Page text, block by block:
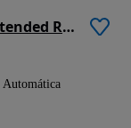
Volvo EX30 69 kWh Single Motor Extended Range Ultra
Automática